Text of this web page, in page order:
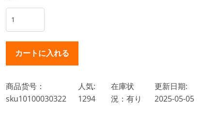
商品货号：
sku10100030322
人気:
1294
在庫状
況：有り
更新日期:
2025-05-05